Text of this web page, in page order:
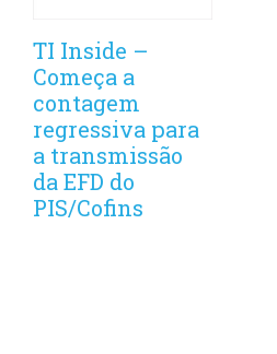
TI Inside –
Começa a
contagem
regressiva para
a transmissão
da EFD do
PIS/Cofins